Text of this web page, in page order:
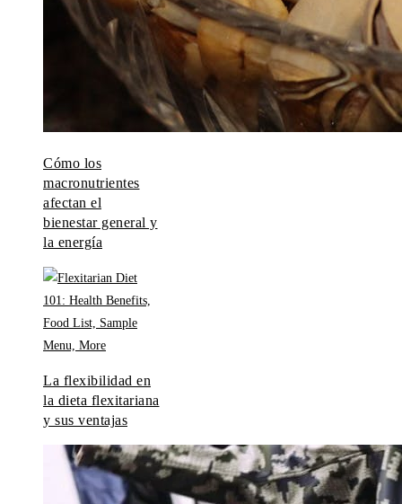
Cómo los
macronutrientes
afectan el
bienestar general y
la energía
La flexibilidad en
la dieta flexitariana
y sus ventajas